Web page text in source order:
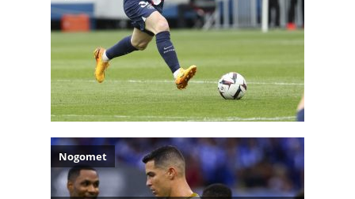
Nogomet